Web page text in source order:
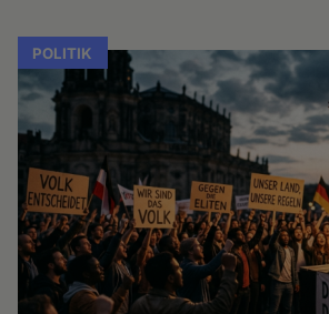
POLITIK